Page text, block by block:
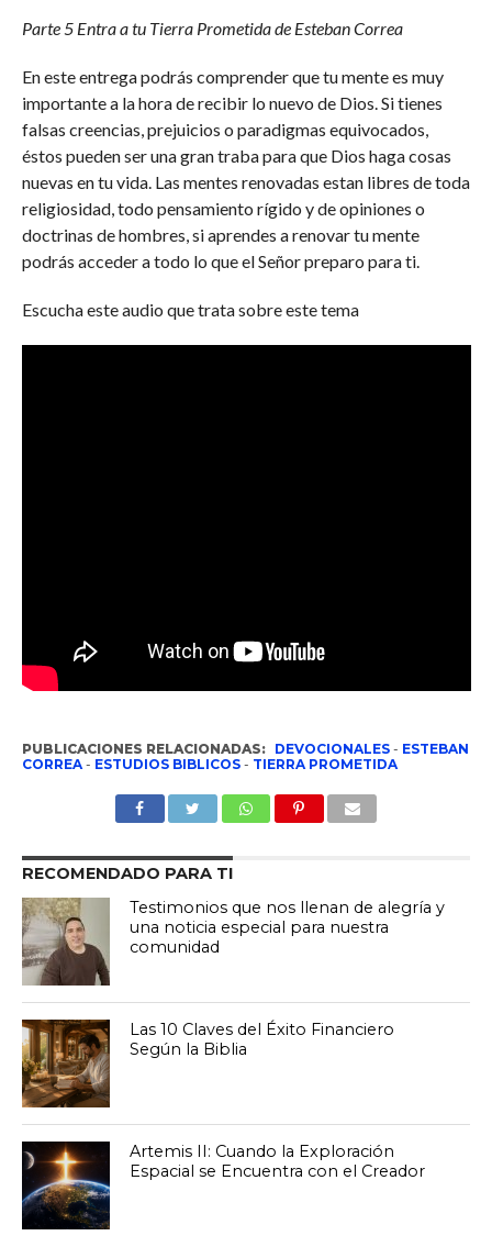
Parte 5 Entra a tu Tierra Prometida de Esteban Correa
En este entrega podrás comprender que tu mente es muy
importante a la hora de recibir lo nuevo de Dios. Si tienes
falsas creencias, prejuicios o paradigmas equivocados,
éstos pueden ser una gran traba para que Dios haga cosas
nuevas en tu vida. Las mentes renovadas estan libres de toda
religiosidad, todo pensamiento rígido y de opiniones o
doctrinas de hombres, si aprendes a renovar tu mente
podrás acceder a todo lo que el Señor preparo para ti.
Escucha este audio que trata sobre este tema
PUBLICACIONES RELACIONADAS: DEVOCIONALES- ESTEBAN
CORREA- ESTUDIOS BIBLICOS- TIERRA PROMETIDA
RECOMENDADO PARA TI
Testimonios que nos llenan de alegría y
una noticia especial para nuestra
comunidad
Las 10 Claves del Éxito Financiero
Según la Biblia
Artemis II: Cuando la Exploración
Espacial se Encuentra con el Creador